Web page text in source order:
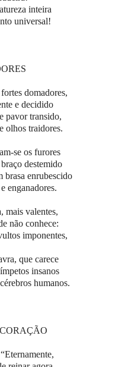
inteira
universal!
domadores,
e decidido
pavor transido,
olhos traidores.
se os furores
destemido
brasa enrubescido
enganadores.
mais valentes,
não conhece:
imponentes,
que carece
insanos
humanos.